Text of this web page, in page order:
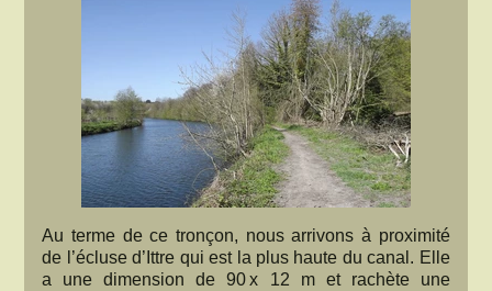
Au terme de ce tronçon, nous arrivons à proximité
de l’écluse d’Ittre qui est la plus haute du canal. Elle
a une dimension de 90 x 12 m et rachète une